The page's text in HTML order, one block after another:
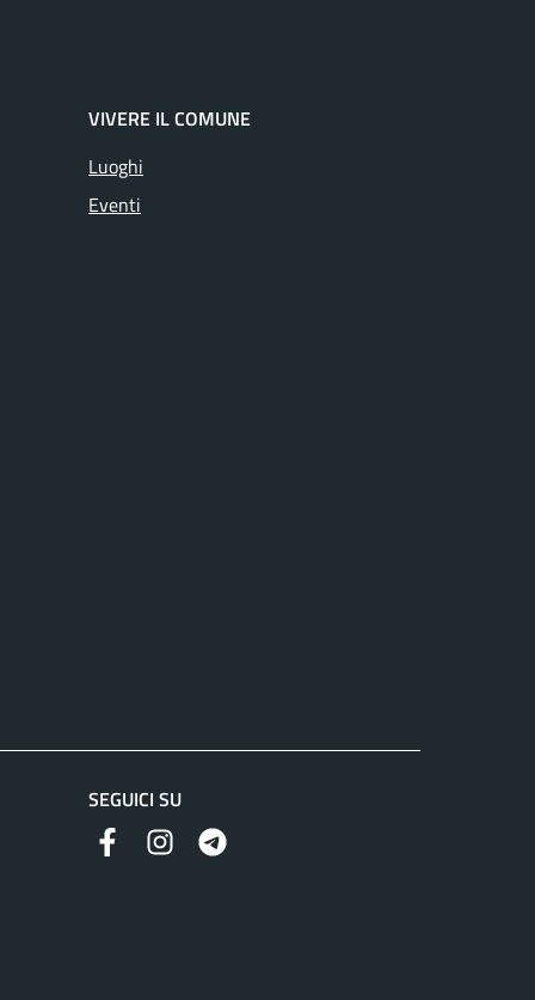
VIVERE IL COMUNE
Luoghi
Eventi
SEGUICI SU
Facebook InstagramTelegram